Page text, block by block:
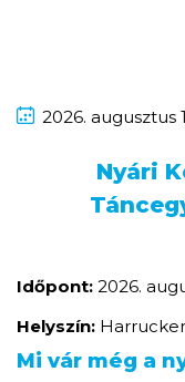
2026. augusztus
Nyári
Időpont: 2026.
Helyszín:
Mi vár még a